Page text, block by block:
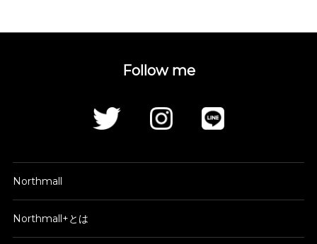
Follow me
Northmall
Northmall+とは